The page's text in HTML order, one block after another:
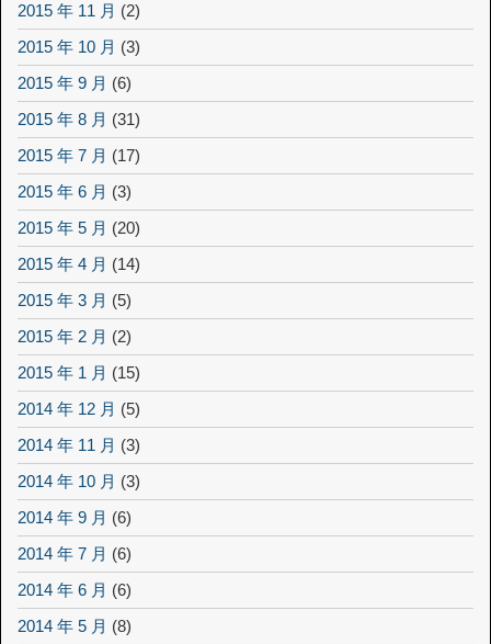
2015 年 11 月 (2)
2015 年 10 月 (3)
2015 年 9 月 (6)
2015 年 8 月 (31)
2015 年 7 月 (17)
2015 年 6 月 (3)
2015 年 5 月 (20)
2015 年 4 月 (14)
2015 年 3 月 (5)
2015 年 2 月 (2)
2015 年 1 月 (15)
2014 年 12 月 (5)
2014 年 11 月 (3)
2014 年 10 月 (3)
2014 年 9 月 (6)
2014 年 7 月 (6)
2014 年 6 月 (6)
2014 年 5 月 (8)